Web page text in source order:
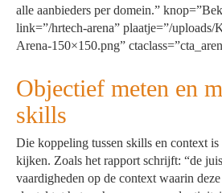
alle aanbieders per domein.”
link=”/hrtech-arena” plaatje=”/uploads/
Arena-150×150.png”
Objectief meten en
skills
Die koppeling tussen skills en context
kijken. Zoals het rapport schrijft: “de
vaardigheden op de context waarin